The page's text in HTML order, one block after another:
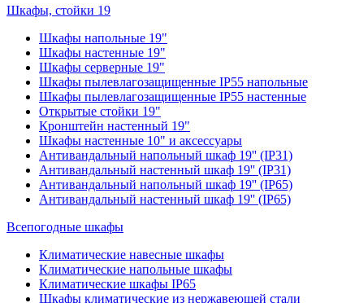
Шкафы, стойки 19
Шкафы напольные 19"
Шкафы настенные 19"
Шкафы серверные 19"
Шкафы пылевлагозащищенные IP55 напольные
Шкафы пылевлагозащищенные IP55 настенные
Открытые стойки 19"
Кронштейн настенный 19"
Шкафы настенные 10" и аксессуары
Антивандальный напольный шкаф 19'' (IP31)
Антивандальный настенный шкаф 19'' (IP31)
Антивандальный напольный шкаф 19'' (IP65)
Антивандальный настенный шкаф 19'' (IP65)
Всепогодные шкафы
Климатические навесные шкафы
Климатические напольные шкафы
Климатические шкафы IP65
Шкафы климатические из нержавеющей стали